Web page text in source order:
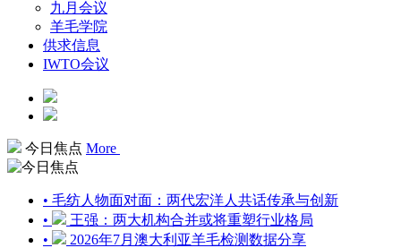
九月会议
羊毛学院
供求信息
IWTO会议
今日焦点 More
• 毛纺人物面对面：两代宏洋人共话传承与创新
•
王强：两大机构合并或将重塑行业格局
•
2026年7月澳大利亚羊毛检测数据分享